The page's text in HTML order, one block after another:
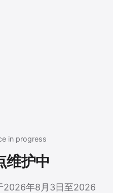
in progress
维护中
2026年8月3日至2026